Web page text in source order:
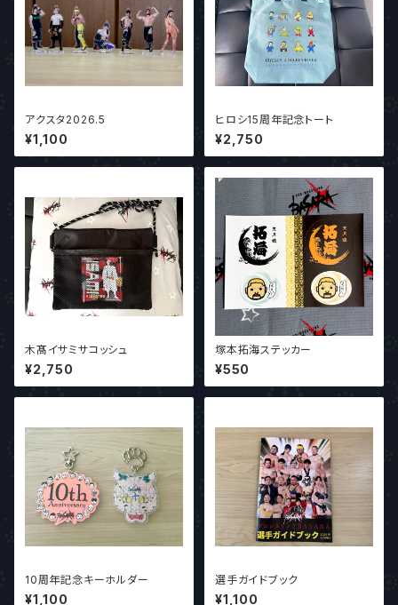
アクスタ2026.5
¥1,100
ヒロシ15周年記念トート
¥2,750
木髙イサミサコッシュ
¥2,750
塚本拓海ステッカー
¥550
10周年記念キーホルダー
¥1,100
選手ガイドブック
¥1,100